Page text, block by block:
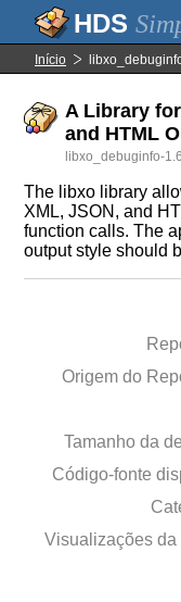
Início
A Library
and HTML
libxo_debuginfo-
The libxo library
XML, JSON, and
function calls. The
output style should
Origem do
Tamanho da
Código-fonte
Visualizações da